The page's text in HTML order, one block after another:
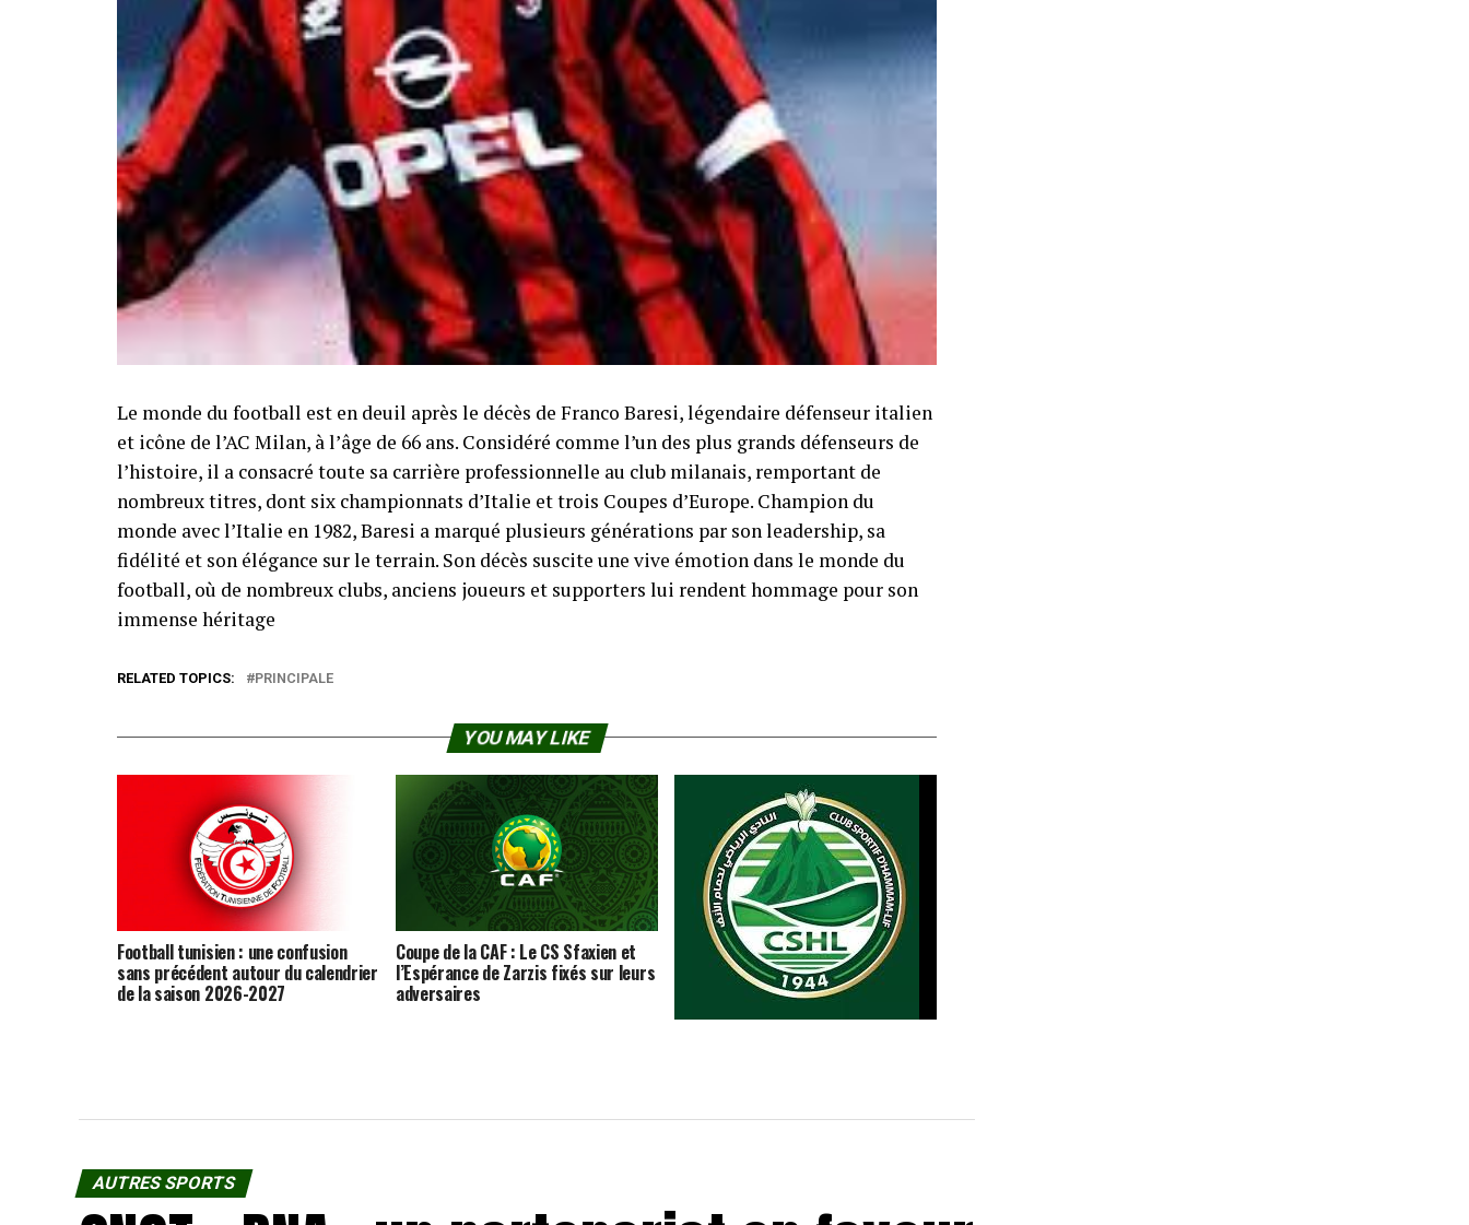
Le monde du football est en deuil après le décès de Franco Baresi, légendaire défenseur italien
et icône de l’AC Milan, à l’âge de 66 ans. Considéré comme l’un des plus grands défenseurs de
l’histoire, il a consacré toute sa carrière professionnelle au club milanais, remportant de
nombreux titres, dont six championnats d’Italie et trois Coupes d’Europe. Champion du
monde avec l’Italie en 1982, Baresi a marqué plusieurs générations par son leadership, sa
fidélité et son élégance sur le terrain. Son décès suscite une vive émotion dans le monde du
football, où de nombreux clubs, anciens joueurs et supporters lui rendent hommage pour son
immense héritage
RELATED TOPICS: PRINCIPALE
YOU MAY LIKE
Football tunisien : une confusion
sans précédent autour du calendrier
de la saison 2026-2027
Coupe de la CAF : Le CS Sfaxien et
l’Espérance de Zarzis fixés sur leurs
adversaires
AUTRES SPORTS